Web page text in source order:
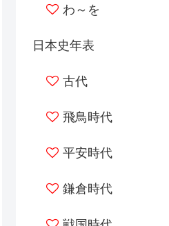
わ～を
日本史年表
古代
飛鳥時代
平安時代
鎌倉時代